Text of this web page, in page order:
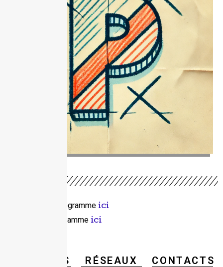
Télécharger le programme ici
Consulter le programme ici
HORAIRES RÉSEAUX CONTACTS